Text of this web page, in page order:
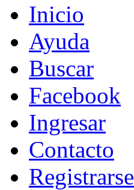
Inicio
Ayuda
Buscar
Facebook
Ingresar
Contacto
Registrarse